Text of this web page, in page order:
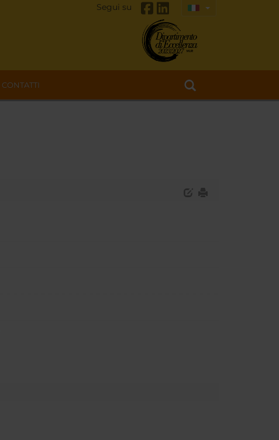
Segui su
CONTATTI